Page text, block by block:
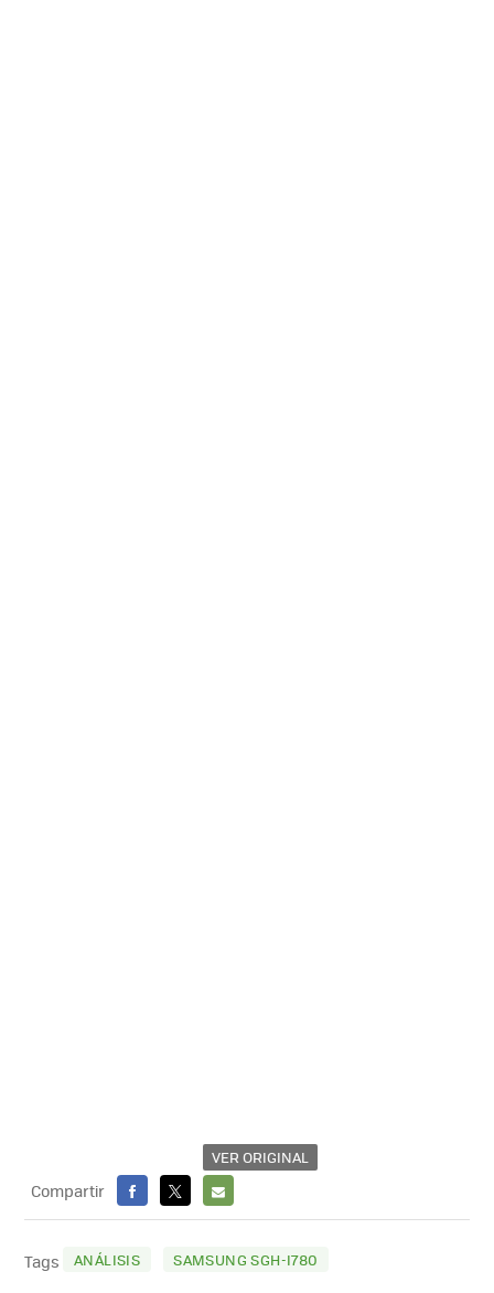
VER ORIGINAL
Compartir
FACEBOOK
X
E-
MAIL
Tags ANÁLISIS SAMSUNG SGH-I780